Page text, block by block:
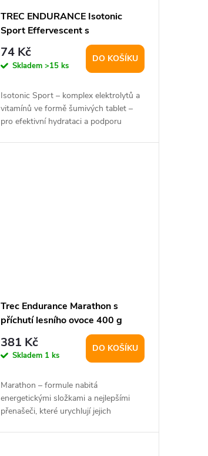
TREC ENDURANCE Isotonic
Sport Effervescent s
pomerančovou příchutí 20 tablet
74 Kč
Skladem >15 ks
DO KOŠÍKU
Isotonic Sport – komplex elektrolytů a
vitamínů ve formě šumivých tablet –
pro efektivní hydrataci a podporu
Trec Endurance Marathon s
příchutí lesního ovoce 400 g
381 Kč
Skladem 1 ks
DO KOŠÍKU
Marathon – formule nabitá
energetickými složkami a nejlepšími
přenašeči, které urychlují jejich